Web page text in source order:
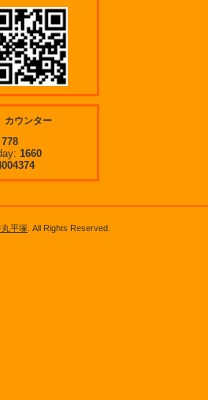
カウンター
778
1660
丸平塚 . All Rights Reserved.